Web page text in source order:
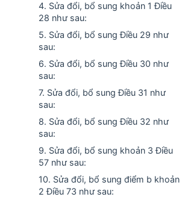
4. Sửa đổi, bổ sung khoản 1 Điều
28 như sau:
5. Sửa đổi, bổ sung Điều 29 như
sau:
6. Sửa đổi, bổ sung Điều 30 như
sau:
7. Sửa đổi, bổ sung Điều 31 như
sau:
8. Sửa đổi, bổ sung Điều 32 như
sau:
9. Sửa đổi, bổ sung khoản 3 Điều
57 như sau:
10. Sửa đổi, bổ sung điểm b khoản
2 Điều 73 như sau: